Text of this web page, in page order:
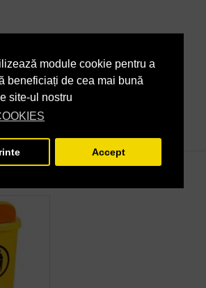
module cookie pentru a
beneficiați de cea mai bună
site-ul nostru
Accept